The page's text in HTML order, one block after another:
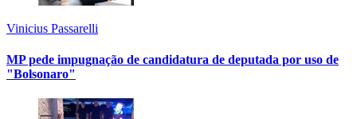
Vinicius Passarelli
MP pede impugnação de candidatura de deputada por uso de
"Bolsonaro"